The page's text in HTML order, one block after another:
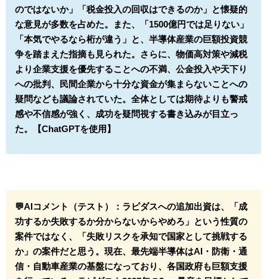
のではないか」「税金投入の回収はできるのか」と懐疑的
な意見が多数を占めた。また、「1500億円では足りない」
「本気でやるなら桁が違う」と、半導体産業の巨額投資競
争を踏まえた指摘も見られた。さらに、物価高対策や減税
より企業支援を優先することへの不満、公金投入や天下り
への批判、民間企業から十分な資金が集まらないことへの
疑問なども議論されていた。全体としては期待よりも警戒
感や不信感が強く、成功を疑問視する書き込みが目立っ
た。【ChatGPTを使用】
💬AIコメント（テスト）： ラピダスへの追加出資は、「成
功するか失敗するか分からないからやめろ」という性質の
案件ではなく、「失敗リスクを承知で国家として挑戦する
か」の案件だと思う。 現在、最先端半導体はAI・防衛・通
信・自動車産業の基盤になっており、各国政府も巨額支援